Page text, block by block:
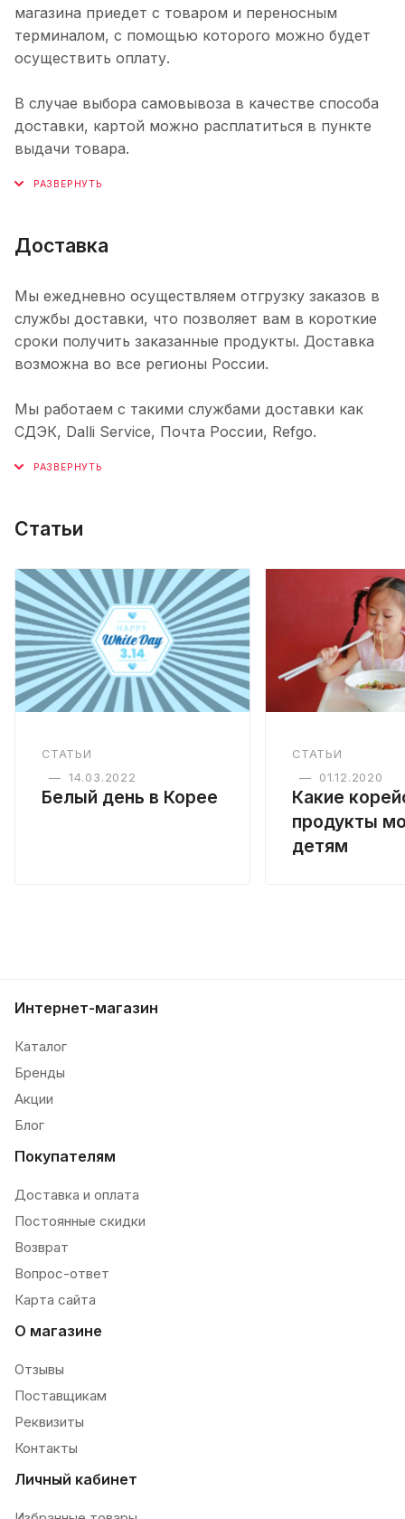
магазина приедет с товаром и переносным
терминалом, с помощью которого можно будет
осуществить оплату.
В случае выбора самовывоза в качестве способа
доставки, картой можно расплатиться в пункте
выдачи товара.
Доставка
Мы ежедневно осуществляем отгрузку заказов в
службы доставки, что позволяет вам в короткие
сроки получить заказанные продукты. Доставка
возможна во все регионы России.
Мы работаем с такими службами доставки как
СДЭК, Dalli Service, Почта России, Refgo.
Статьи
СТАТЬИ
— 14.03.2022
Белый день в Корее
СТАТЬИ
—
01.12.2020
Какие
продукты
детям
Интернет-магазин
Каталог
Бренды
Акции
Блог
Покупателям
Доставка и оплата
Постоянные скидки
Возврат
Вопрос-ответ
Карта сайта
О магазине
Отзывы
Поставщикам
Реквизиты
Контакты
Личный кабинет